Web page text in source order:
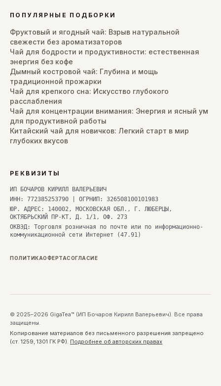
ПОПУЛЯРНЫЕ ПОДБОРКИ
Фруктовый и ягодный чай: Взрыв натуральной
свежести без ароматизаторов
Чай для бодрости и продуктивности: естественная
энергия без кофе
Дымный костровой чай: Глубина и мощь
традиционной прожарки
Чай для крепкого сна: Искусство глубокого
расслабления
Чай для концентрации внимания: Энергия и ясный ум
для продуктивной работы
Китайский чай для новичков: Легкий старт в мир
глубоких вкусов
РЕКВИЗИТЫ
ИП БОЧАРОВ КИРИЛЛ ВАЛЕРЬЕВИЧ
ИНН: 772385253790 | ОГРНИП: 326508100101983
ЮР. АДРЕС: 140002, МОСКОВСКАЯ ОБЛ., Г. ЛЮБЕРЦЫ,
ОКТЯБРЬСКИЙ ПР-КТ, Д. 1/1, ОФ. 273
ОКВЭД: Торговля розничная по почте или по информационно-
коммуникационной сети Интернет (47.91)
ПОЛИТИКАОФЕРТАСОГЛАСИЕ
© 2025–2026 GigaTea™ (ИП Бочаров Кирилл Валерьевич). Все права
защищены.
Копирование материалов без письменного разрешения запрещено
(ст. 1259, 1301 ГК РФ). Подробнее об авторских правах